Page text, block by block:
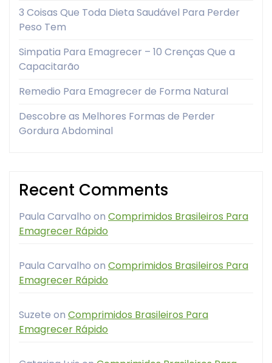
3 Coisas Que Toda Dieta Saudável Para Perder
Peso Tem
Simpatia Para Emagrecer – 10 Crenças Que a
Capacitarão
Remedio Para Emagrecer de Forma Natural
Descobre as Melhores Formas de Perder
Gordura Abdominal
Recent Comments
Paula Carvalho on Comprimidos Brasileiros Para
Emagrecer Rápido
Paula Carvalho on Comprimidos Brasileiros Para
Emagrecer Rápido
Suzete on Comprimidos Brasileiros Para
Emagrecer Rápido